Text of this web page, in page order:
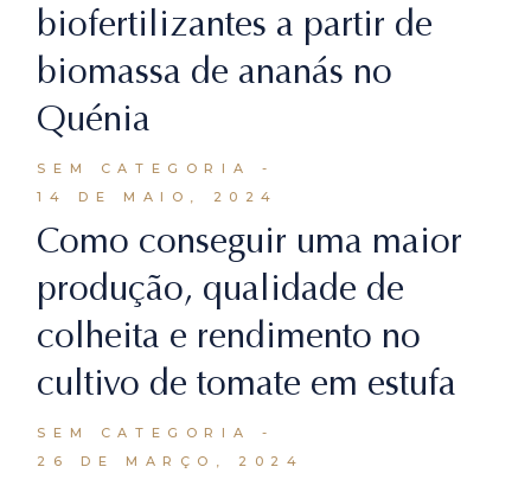
biofertilizantes a partir de
biomassa de ananás no
Quénia
SEM CATEGORIA
14 DE MAIO, 2024
Como conseguir uma maior
produção, qualidade de
colheita e rendimento no
cultivo de tomate em estufa
SEM CATEGORIA
26 DE MARÇO, 2024